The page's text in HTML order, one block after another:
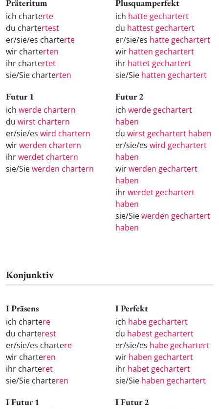
Präteritum
ich charterte
du chartertest
er/sie/es charterte
wir charterten
ihr chartertet
sie/Sie charterten
Plusquamperfekt
ich hatte gechartert
du hattest gechartert
er/sie/es hatte gechartert
wir hatten gechartert
ihr hattet gechartert
sie/Sie hatten gechartert
Futur 1
ich werde chartern
du wirst chartern
er/sie/es wird chartern
wirwerden chartern
ihrwerdet chartern
sie/Siewerden chartern
Futur 2
ich werde gechartert
haben
du wirst gechartert haben
er/sie/es wird gechartert
haben
wirwerden gechartert
haben
ihrwerdet gechartert
haben
sie/Siewerden gechartert
haben
Konjunktiv
I Präsens
ich chartere
du charterest
er/sie/es chartere
wir charteren
ihr charteret
sie/Sie charteren
I Perfekt
ich habe gechartert
du habest gechartert
er/sie/es habe gechartert
wir haben gechartert
ihr habet gechartert
sie/Sie haben gechartert
I Futur 1 I Futur 2